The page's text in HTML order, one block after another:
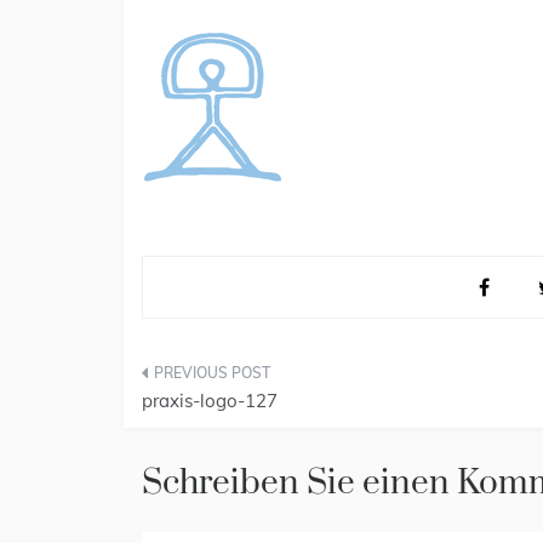
Beitragsnavigation
praxis-logo-127
Schreiben Sie einen